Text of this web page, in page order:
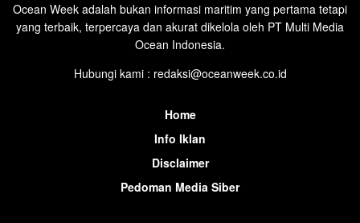
Ocean Week adalah bukan informasi maritim yang pertama tetapi
yang terbaik, terpercaya dan akurat dikelola oleh PT Multi Media
Ocean Indonesia.
Hubungi kami : redaksi@oceanweek.co.id
Home
Info Iklan
Disclaimer
Pedoman Media Siber